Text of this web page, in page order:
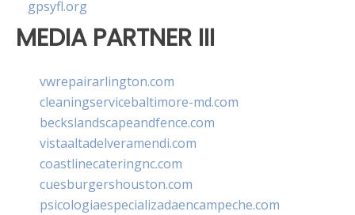
gpsyfl.org
MEDIA PARTNER III
vwrepairarlington.com
cleaningservicebaltimore-md.com
beckslandscapeandfence.com
vistaaltadelveramendi.com
coastlinecateringnc.com
cuesburgershouston.com
psicologiaespecializadaencampeche.com